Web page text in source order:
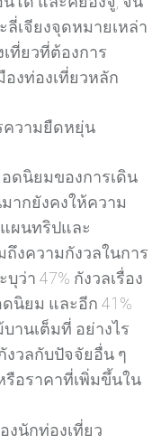
เจียงจุดหมายเหล่า
ที่ยวที่ต้องการ
งท่องเที่ยวหลัก
ความยืดหยุ่น
ดนิยมของการเดิน
ากยังคงให้ความ
ผนทริปและ
งความกังวลในการ
ว่า 47% กังวลเรื่อง
นิยม และอีก 41%
านเต็มที่ อย่างไร
วลกับปัจจัยอื่น ๆ
รือราคาที่เพิ่มขึ้นใน
งนักท่องเที่ยว